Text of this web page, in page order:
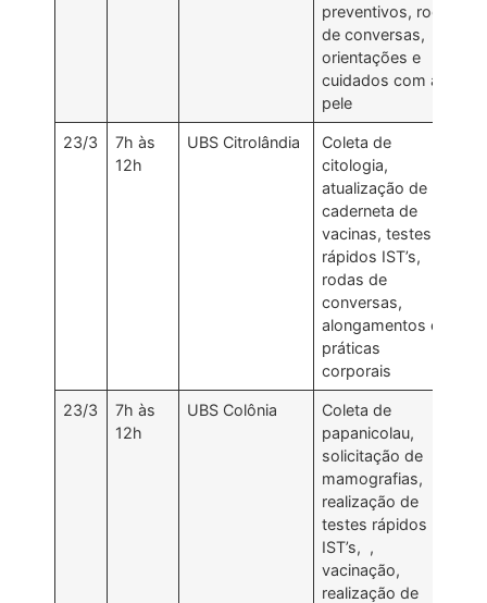
preventivos, roda
de conversas,
orientações e
cuidados com a
pele
23/3
7h às
12h
UBS Citrolândia
Coleta de
citologia,
atualização de
caderneta de
vacinas, testes
rápidos IST’s,
rodas de
conversas,
alongamentos e
práticas
corporais
23/3
7h às
12h
UBS Colônia
Coleta de
papanicolau,
solicitação de
mamografias,
realização de
testes rápidos
IST’s, ,
vacinação,
realização de